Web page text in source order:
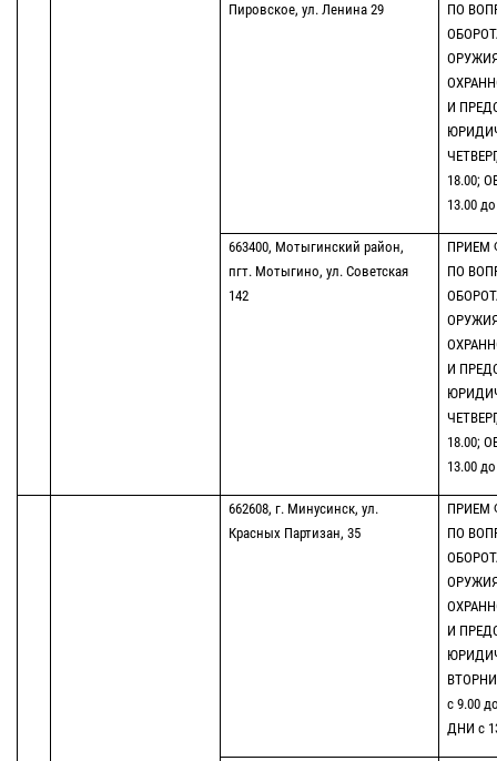
Пировское, ул. Ленина 29
ПО
И
18.00;
13.00
663400, Мотыгинский район,
пгт. Мотыгино, ул. Советская
142
ПРИЕМ
ПО
И
18.00;
13.00
662608, г. Минусинск, ул.
Красных Партизан, 35
ПРИЕМ
ПО
И
с 9.00
ДНИ с